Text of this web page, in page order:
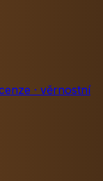
· věrnostní